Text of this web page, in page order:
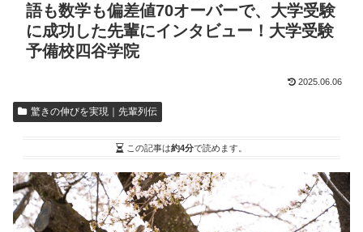
語も数学も偏差値70オーバーで、大学受験
に成功した先輩にインタビュー！大学受験
予備校四谷学院
2025.06.06
驚きの伸びを実現｜先輩列伝
この記事は約4分で読めます。